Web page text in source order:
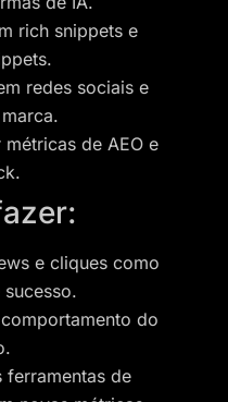
rich snippets e
redes sociais e
de AEO e
e cliques como
do
ferramentas de